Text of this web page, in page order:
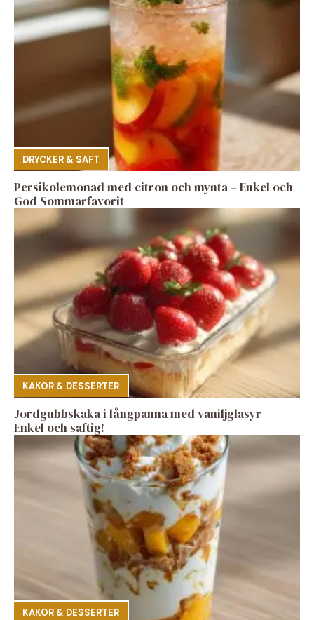
DRYCKER & SAFT
Persikolemonad med citron och mynta – Enkel och
God Sommarfavorit
KAKOR & DESSERTER
Jordgubbskaka i långpanna med vaniljglasyr –
Enkel och saftig!
KAKOR & DESSERTER